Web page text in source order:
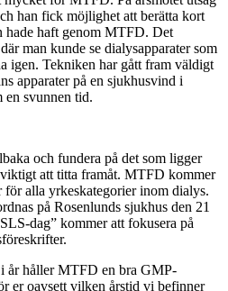
han fick möjlighet att berätta kort
hade haft genom MTFD. Det
man kunde se dialysapparater som
igen. Tekniken har gått fram väldigt
apparater på en sjukhusvind i
en svunnen tid.
och fundera på det som ligger
att titta framåt. MTFD kommer
för alla yrkeskategorier inom dialys.
på Rosenlunds sjukhus den 21
dag” kommer att fokusera på
år håller MTFD en bra GMP-
er oavsett vilken årstid vi befinner